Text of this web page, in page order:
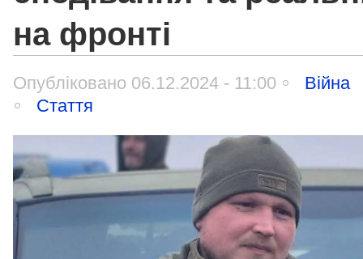
на фронті
Опубліковано 06.12.2024 - 11:00
Війна
Стаття